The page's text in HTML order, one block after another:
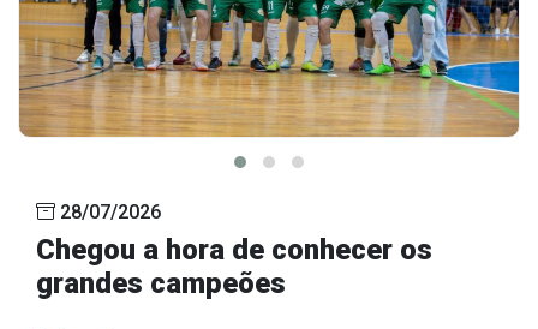
28/07/2026
Chegou a hora de conhecer os
grandes campeões